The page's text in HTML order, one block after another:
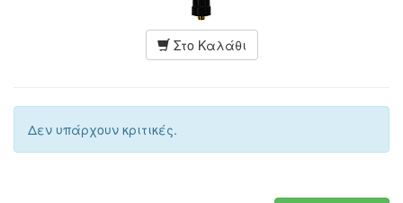
Στο Καλάθι
Δεν υπάρχουν κριτικές.